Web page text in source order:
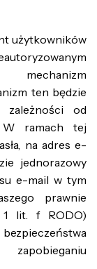
użytkowników
mechanizm
ten będzie
zależności od
W ramach tej
na adres e-
jednorazowy
e-mail w tym
prawnie
1 lit. f RODO)